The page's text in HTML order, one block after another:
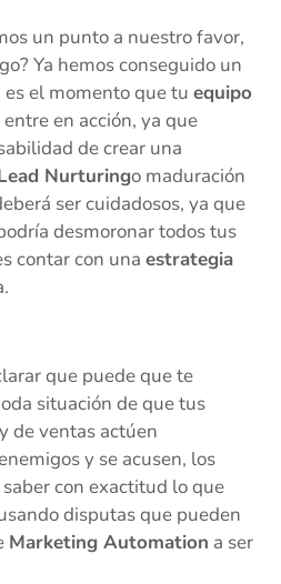
un punto a nuestro favor,
Ya hemos conseguido un
el momento que tu equipo
entre en acción, ya que
de crear una
Nurturingo maduración
ser cuidadosos, ya que
desmoronar todos tus
contar con una estrategia
que puede que te
situación de que tus
y de ventas actúen
y se acusen, los
con exactitud lo que
disputas que pueden
Marketing Automation a ser